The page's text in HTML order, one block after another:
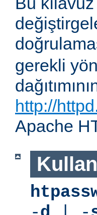
gerekli
http://
Apache